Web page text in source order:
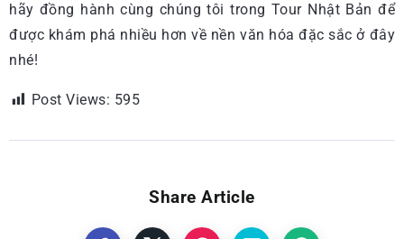
hãy đồng hành cùng chúng tôi trong Tour Nhật Bản để
được khám phá nhiều hơn về nền văn hóa đặc sắc ở đây
nhé!
Post Views: 595
Share Article